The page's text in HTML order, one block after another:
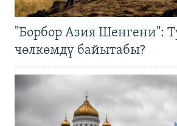
"Борбор Азия Шенгени":
чөлкөмдү байытабы?